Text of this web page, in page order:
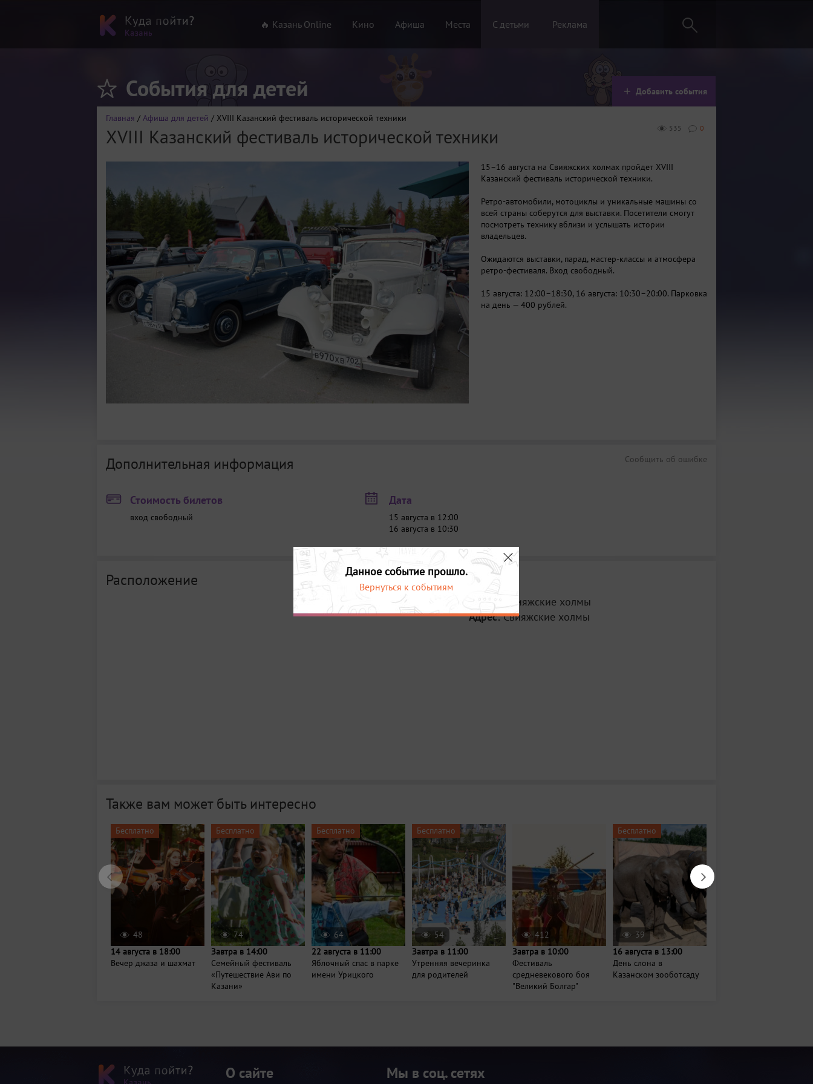
🔥 Казань Online Кино Афиша Места С детьми Реклама
События для детей Добавить события
Главная / Афиша для детей / XVIII Казанский фестиваль исторической техники
0
535
XVIII Казанский фестиваль исторической техники
15–16 августа на Свияжских холмах пройдет XVIII
Казанский фестиваль исторической техники.
Ретро-автомобили, мотоциклы и уникальные машины со
всей страны соберутся для выставки. Посетители смогут
посмотреть технику вблизи и услышать истории
владельцев.
Ожидаются выставки, парад, мастер-классы и атмосфера
ретро-фестиваля. Вход свободный.
15 августа: 12:00–18:30, 16 августа: 10:30–20:00. Парковка
на день — 400 рублей.
Сообщить об ошибке
Дополнительная информация
Стоимость билетов
вход свободный
Дата
15 августа в 12:00
16 августа в 10:30
Расположение
Место:
Свияжские холмы
Адрес:Свияжские холмы
Также вам может быть интересно
48
Бесплатно
14 августа в 18:00
Вечер джаза и шахмат
74
Бесплатно
Завтра в 14:00
Семейный фестиваль
«Путешествие Ави по
Казани»
64
Бесплатно
22 августа в 11:00
Яблочный спас в парке
имени Урицкого
54
Бесплатно
Завтра в 11:00
Утренняя вечеринка
для родителей
412
Завтра в 10:00
Фестиваль
средневекового боя
"Великий Болгар"
39
Бесплатно
16 августа в 13:00
День слона в
Казанском зооботсаду
Данное событие прошло.
Вернуться к событиям
О сайте Мы в соц. сетях